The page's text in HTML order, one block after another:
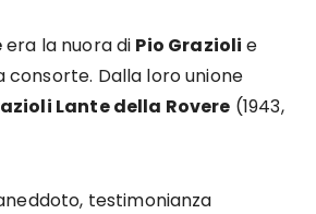
era la nuora di Pio Grazioli e
consorte. Dalla loro unione
Lante della Rovere (1943,
testimonianza